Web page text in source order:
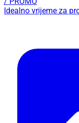
Idealno vrijeme za